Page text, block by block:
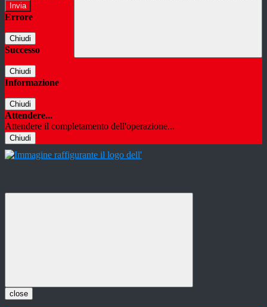
Errore
Chiudi
Successo
Chiudi
Informazione
Chiudi
Attendere...
Attendere il completamento dell'operazione...
Chiudi
close